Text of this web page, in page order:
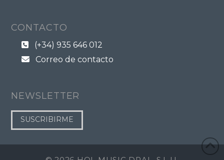
CONTACTO
(+34) 935 646 012
Correo de contacto
NEWSLETTER
SUSCRIBIRME